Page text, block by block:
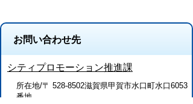
お問い合わせ先
シティプロモーション推進課
所在地/〒 528-8502滋賀県甲賀市水口町水口6053
番地